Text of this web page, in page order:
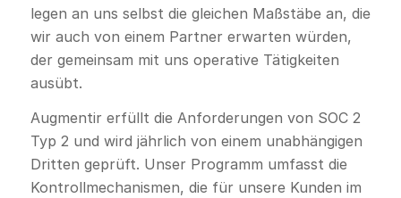
legen an uns selbst die gleichen Maßstäbe an, die
wir auch von einem Partner erwarten würden,
der gemeinsam mit uns operative Tätigkeiten
ausübt.
Augmentir erfüllt die Anforderungen von SOC 2
Typ 2 und wird jährlich von einem unabhängigen
Dritten geprüft. Unser Programm umfasst die
Kontrollmechanismen, die für unsere Kunden im